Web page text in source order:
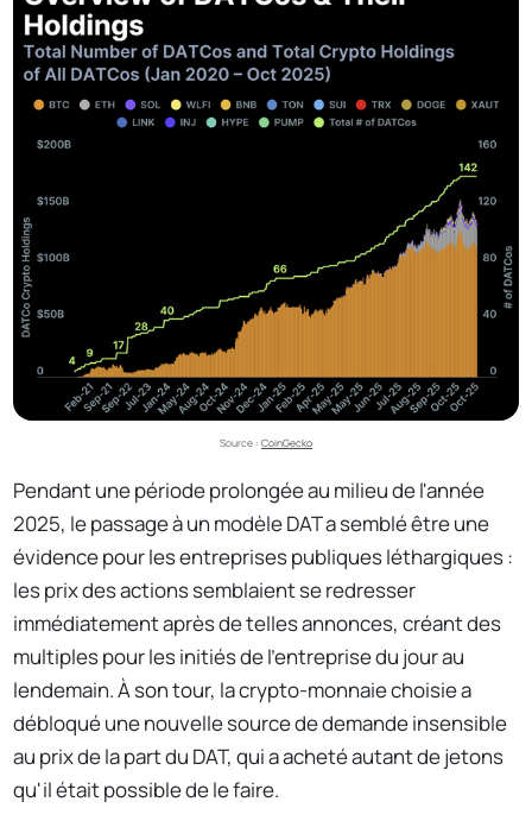
Source : CoinGecko
Pendant une période prolongée au milieu de l'année
2025, le passage à un modèle DAT a semblé être une
évidence pour les entreprises publiques léthargiques :
les prix des actions semblaient se redresser
immédiatement après de telles annonces, créant des
multiples pour les initiés de l'entreprise du jour au
lendemain. À son tour, la crypto-monnaie choisie a
débloqué une nouvelle source de demande insensible
au prix de la part du DAT, qui a acheté autant de jetons
qu'il était possible de le faire.